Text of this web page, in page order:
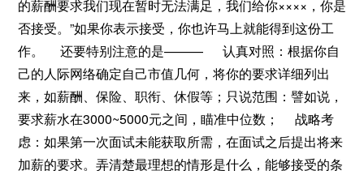
的薪酬要求我们现在暂时无法满足，我们给你××××，你是
否接受。”如果你表示接受，你也许马上就能得到这份工
作。 还要特别注意的是——— 认真对照：根据你自
己的人际网络确定自己市值几何，将你的要求详细列出
来，如薪酬、保险、职衔、休假等；只说范围：譬如说，
要求薪水在3000~5000元之间，瞄准中位数； 战略考
虑：如果第一次面试未能获取所需，在面试之后提出将来
加薪的要求。弄清楚最理想的情形是什么，能够接受的条